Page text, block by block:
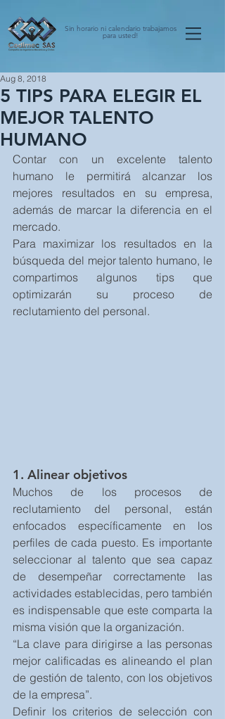
Sin horario ni calendario trabajamos
para usted!
5 TIPS PARA ELEGIR EL
MEJOR TALENTO
HUMANO
Aug 8, 2018
Contar con un excelente talento
humano le permitirá alcanzar los
mejores resultados en su empresa,
además de marcar la diferencia en el
mercado.
Para maximizar los resultados en la
búsqueda del mejor talento humano, le
compartimos algunos tips que
optimizarán su proceso de
reclutamiento del personal.
1. Alinear objetivos
Muchos de los procesos de
reclutamiento del personal, están
enfocados específicamente en los
perfiles de cada puesto. Es importante
seleccionar al talento que sea capaz
de desempeñar correctamente las
actividades establecidas, pero también
es indispensable que este comparta la
misma visión que la organización.
“La clave para dirigirse a las personas
mejor calificadas es alineando el plan
de gestión de talento, con los objetivos
de la empresa”.
Definir los criterios de selección con